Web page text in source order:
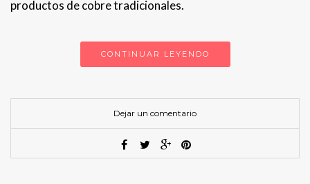
productos de cobre tradicionales.
CONTINUAR LEYENDO
Dejar un comentario